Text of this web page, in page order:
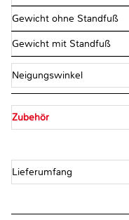
Gewicht ohne Standfuß
Gewicht mit Standfuß
Neigungswinkel
Zubehör
Lieferumfang